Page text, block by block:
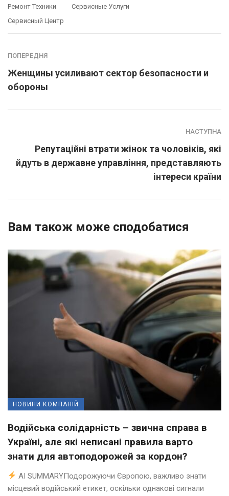
Ремонт Техники
Сервисные Услуги
Сервисный Центр
ПОПЕРЕДНЯ
Женщины усиливают сектор безопасности и
обороны
НАСТУПНА
Репутаційні втрати жінок та чоловіків, які
йдуть в державне управління, представляють
інтереси країни
Вам також може сподобатися
НОВИНИ КОМПАНІЙ
Водійська солідарність – звична справа в
Україні, але які неписані правила варто
знати для автоподорожей за кордон?
AI SUMMARYПодорожуючи Європою, важливо знати
місцевий водійський етикет, оскільки однакові сигнали